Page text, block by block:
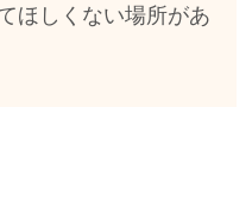
ほしくない場所があ